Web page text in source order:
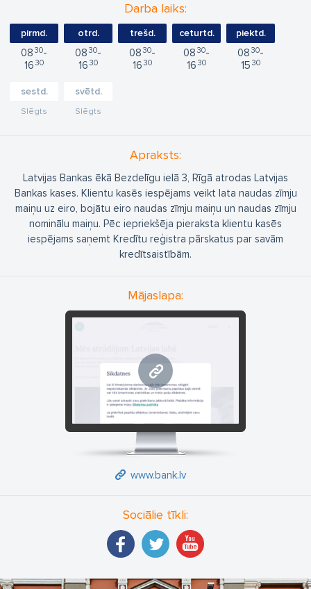
Darba laiks:
pirmd.
08 30
16 30
otrd.
08 30
16 30
trešd.
08 30
16 30
ceturtd.
08 30
16 30
piektd.
08 30
15 30
sestd.
Slēgts
svētd.
Slēgts
Apraksts:
Latvijas Bankas ēkā Bezdelīgu ielā 3, Rīgā atrodas Latvijas
Bankas kases. Klientu kasēs iespējams veikt lata naudas zīmju
maiņu uz eiro, bojātu eiro naudas zīmju maiņu un naudas zīmju
nominālu maiņu. Pēc iepriekšēja pieraksta klientu kasēs
iespējams saņemt Kredītu reģistra pārskatus par savām
kredītsaistībām.
Mājaslapa:
www.bank.lv
Sociālie tīkli: